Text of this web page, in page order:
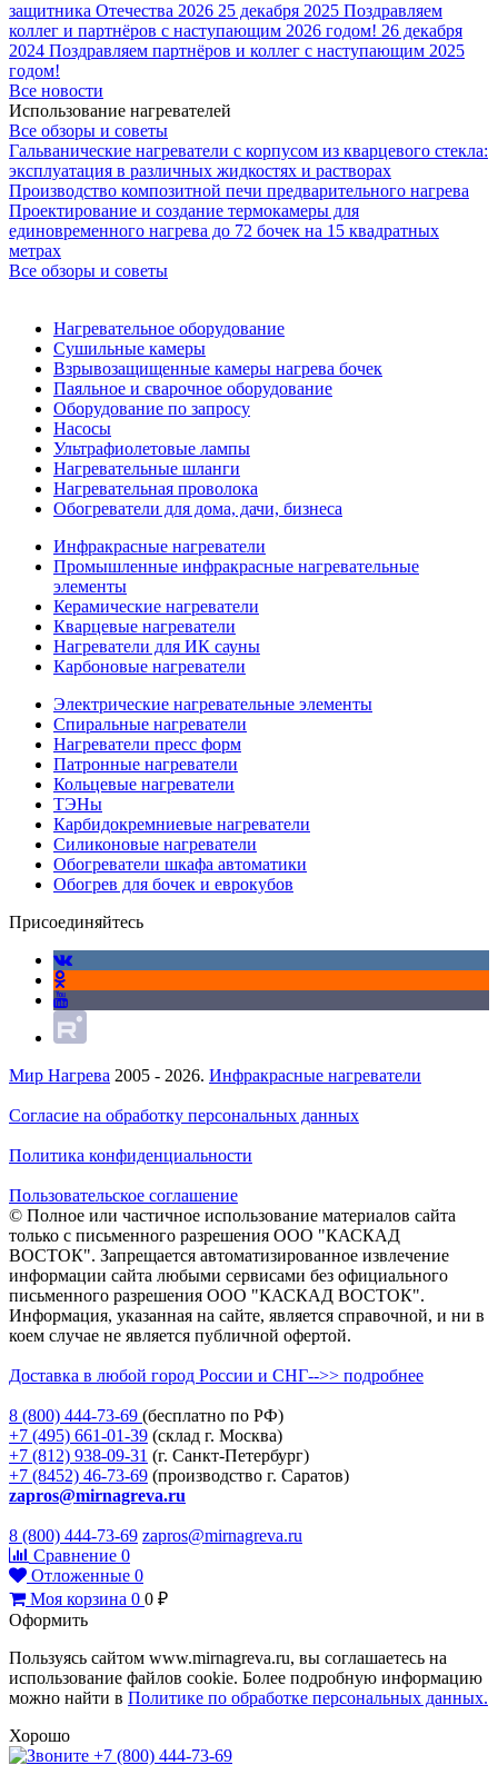
защитника Отечества 2026 25 декабря 2025 Поздравляем
коллег и партнёров с наступающим 2026 годом! 26 декабря
2024 Поздравляем партнёров и коллег с наступающим 2025
годом!
Все новости
Использование нагревателей
Все обзоры и советы
Гальванические нагреватели с корпусом из кварцевого стекла:
эксплуатация в различных жидкостях и растворах
Производство композитной печи предварительного нагрева
Проектирование и создание термокамеры для
единовременного нагрева до 72 бочек на 15 квадратных
метрах
Все обзоры и советы
Нагревательное оборудование
Сушильные камеры
Взрывозащищенные камеры нагрева бочек
Паяльное и сварочное оборудование
Оборудование по запросу
Насосы
Ультрафиолетовые лампы
Нагревательные шланги
Нагревательная проволока
Обогреватели для дома, дачи, бизнеса
Инфракрасные нагреватели
Промышленные инфракрасные нагревательные
элементы
Керамические нагреватели
Кварцевые нагреватели
Нагреватели для ИК сауны
Карбоновые нагреватели
Электрические нагревательные элементы
Спиральные нагреватели
Нагреватели пресс форм
Патронные нагреватели
Кольцевые нагреватели
ТЭНы
Карбидокремниевые нагреватели
Силиконовые нагреватели
Обогреватели шкафа автоматики
Обогрев для бочек и еврокубов
Присоединяйтесь
Мир Нагрева 2005 - 2026. Инфракрасные нагреватели
Согласие на обработку персональных данных
Политика конфиденциальности
Пользовательское соглашение
© Полное или частичное использование материалов сайта
только с письменного разрешения ООО "КАСКАД
ВОСТОК". Запрещается автоматизированное извлечение
информации сайта любыми сервисами без официального
письменного разрешения ООО "КАСКАД ВОСТОК".
Информация, указанная на сайте, является справочной, и ни в
коем случае не является публичной офертой.
Доставка в любой город России и СНГ-->> подробнее
8 (800) 444-73-69 (бесплатно по РФ)
+7 (495) 661-01-39 (склад г. Москва)
+7 (812) 938-09-31 (г. Санкт-Петербург)
+7 (8452) 46-73-69 (производство г. Саратов)
zapros@mirnagreva.ru
8 (800) 444-73-69 zapros@mirnagreva.ru
Сравнение 0
Отложенные 0
Моя корзина 0 0 ₽
Оформить
Пользуясь сайтом www.mirnagreva.ru, вы соглашаетесь на
использование файлов cookie. Более подробную информацию
можно найти в Политике по обработке персональных данных.
Хорошо